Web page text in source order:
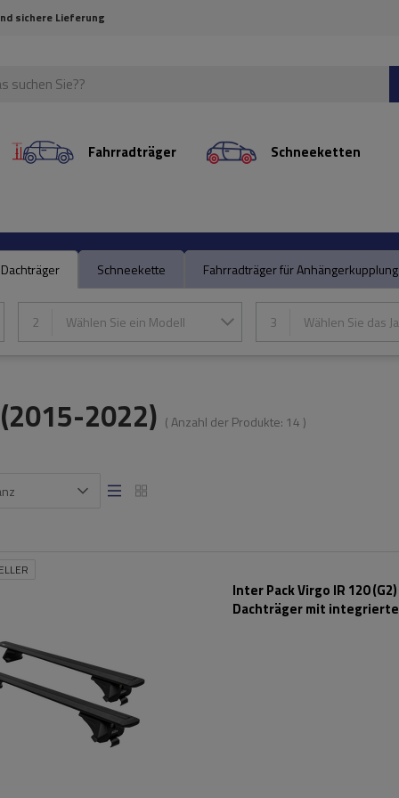
sichere Lieferung
Fahrradträger Schneeketten
Dachträger Schneekette Fahrradträger für Anhängerkupplung
2 Wählen Sie ein Modell 3 Wählen Sie das
2022) ( Anzahl der Produkte: 14 )
Inter Pack Virgo IR 120 (G2)
Dachträger mit